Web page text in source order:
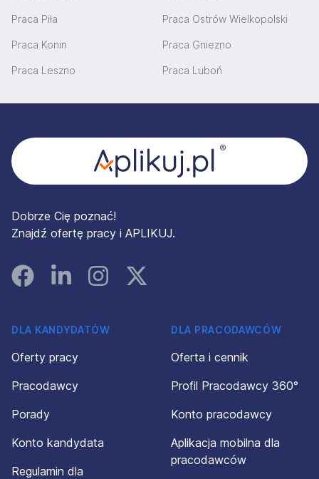
Praca Piła Praca Ostrów Wielkopolski
Praca Konin Praca Gniezno
Praca Leszno Praca Luboń
Dobrze Cię poznać!
Znajdź ofertę pracy i APLIKUJ.
FacebookLinked InInstagramInstagram
DLA KANDYDATÓW
Oferty pracy
Pracodawcy
Porady
Konto kandydata
Regulamin dla
DLA PRACODAWCÓW
Oferta i cennik
Profil Pracodawcy 360°
Konto pracodawcy
Aplikacja mobilna dla
pracodawców